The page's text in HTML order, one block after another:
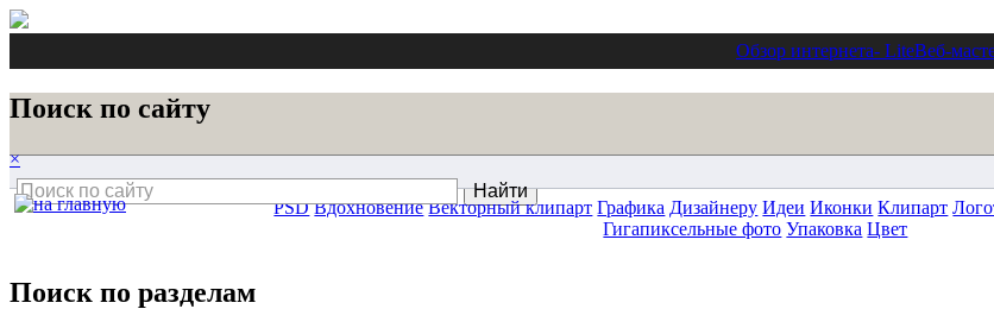
Обзор интернета- LiteВеб-
Поиск по сайту
×
Поиск по разделам
PSD Вдохновение Векторный клипарт Графика Дизайнеру Идеи Иконки Клипарт
Гигапиксельные фото Упаковка Цвет